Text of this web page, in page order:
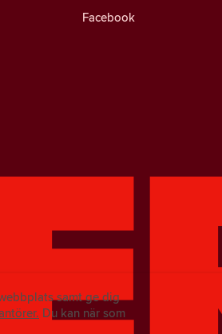
Facebook
samt ge dig
Du kan när som